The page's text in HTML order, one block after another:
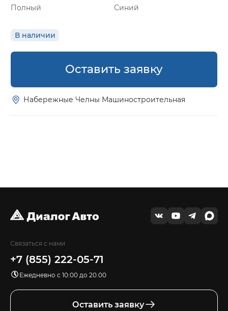
Полный
Синий
В наличии
Оставить заявку
Набережные Челны Машиностроительная
Связаться с нами
+7 (855) 222-05-71
Ежедневно с 10:00 до 20.00
Оставить заявку